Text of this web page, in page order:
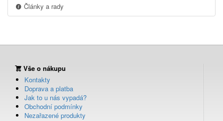
Články a rady
Vše o nákupu
Kontakty
Doprava a platba
Jak to u nás vypadá?
Obchodní podmínky
Nezařazené produkty